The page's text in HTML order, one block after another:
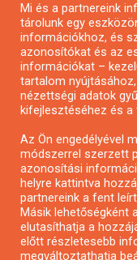
Pályázatírás civil
Pályázatírás
Pályázatfigyelés
Specifikus
Pályázatok
Pályázatok civil
Pályázatok
Önkormányzati
Mi és a partnereink
tárolunk egy
információkhoz, és
azonosítókat és az
információkat –
tartalom
nézettségi adatok
kifejlesztéséhez és a
Az Ön engedélyével
módszerrel szerzett
azonosítási
helyre kattintva
partnereink a fent
Másik lehetőségként
elutasíthatja a
előtt részletesebb
megváltoztathatja